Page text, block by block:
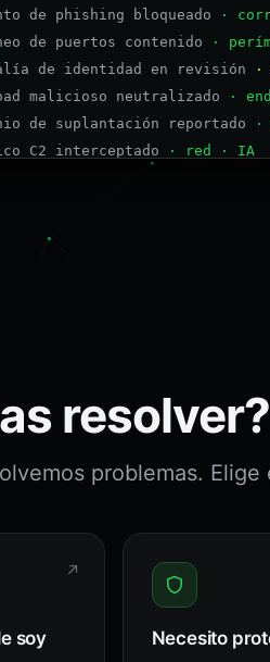
de puertos contenido ·
de identidad en revisión·
malicioso neutralizado·
de suplantación reportado·
C2 interceptado
· red · IA
inusual verificado · SaaS
resolver?
problemas. Elige
↗
soy Necesito